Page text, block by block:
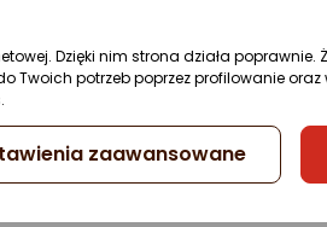
Suplementy diety
Proszek
Dzięki nim strona działa poprawnie.
potrzeb poprzez profilowanie
zaawansowane